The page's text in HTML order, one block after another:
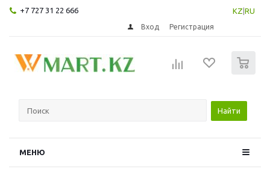
+7 727 31 22 666 KZ RU
Вход Регистрация
Найти
МЕНЮ